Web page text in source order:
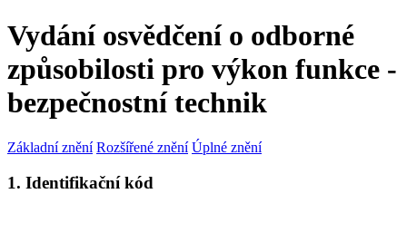
Vydání osvědčení o odborné
způsobilosti pro výkon funkce -
bezpečnostní technik
Základní znění Rozšířené znění Úplné znění
1. Identifikační kód